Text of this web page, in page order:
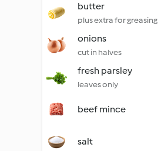
butter
plus extra for greasing
onions
cut in halves
fresh parsley
leaves only
beef mince
salt